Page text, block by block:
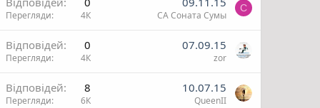
Перегляди 4К СА Соната Сумы
С
Відповідей 0
Перегляди 4К
07.09.15
zor
Відповідей 8
Перегляди 6К
10.07.15
QueenII